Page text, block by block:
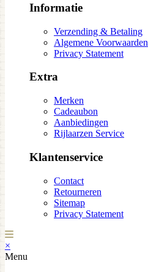
Informatie
Verzending & Betaling
Algemene Voorwaarden
Privacy Statement
Extra
Merken
Cadeaubon
Aanbiedingen
Rijlaarzen Service
Klantenservice
Contact
Retourneren
Sitemap
Privacy Statement
×
Menu